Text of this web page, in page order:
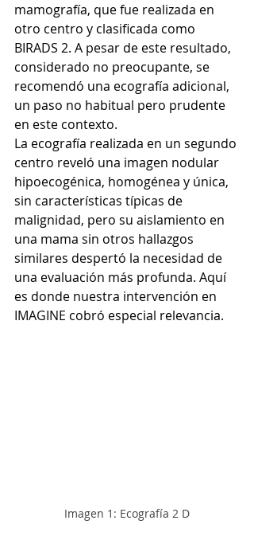
mamografía, que fue realizada en
otro centro y clasificada como
BIRADS 2. A pesar de este resultado,
considerado no preocupante, se
recomendó una ecografía adicional,
un paso no habitual pero prudente
en este contexto.
La ecografía realizada en un segundo
centro reveló una imagen nodular
hipoecogénica, homogénea y única,
sin características típicas de
malignidad, pero su aislamiento en
una mama sin otros hallazgos
similares despertó la necesidad de
una evaluación más profunda. Aquí
es donde nuestra intervención en
IMAGINE cobró especial relevancia.
Imagen 1: Ecografía 2 D